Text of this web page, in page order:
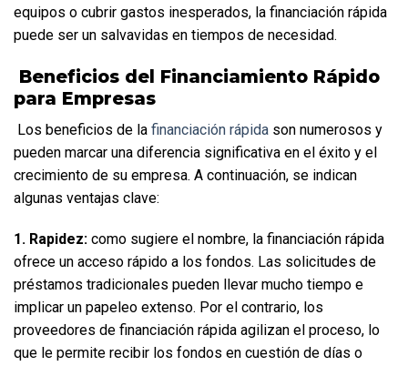
equipos o cubrir gastos inesperados, la financiación rápida
puede ser un salvavidas en tiempos de necesidad.
para Empresas
Los beneficios de la financiación rápida son numerosos y
pueden marcar una diferencia significativa en el éxito y el
crecimiento de su empresa. A continuación, se indican
algunas ventajas clave:
1. Rapidez: como sugiere el nombre, la financiación rápida
ofrece un acceso rápido a los fondos. Las solicitudes de
préstamos tradicionales pueden llevar mucho tiempo e
implicar un papeleo extenso. Por el contrario, los
proveedores de financiación rápida agilizan el proceso, lo
que le permite recibir los fondos en cuestión de días o